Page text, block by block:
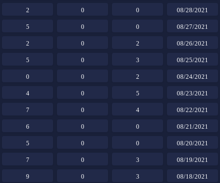
08/28/2021
0
0
2
08/27/2021
0
0
5
08/26/2021
2
0
2
08/25/2021
3
0
5
08/24/2021
2
0
0
08/23/2021
5
0
4
08/22/2021
4
0
7
08/21/2021
0
0
6
08/20/2021
0
0
5
08/19/2021
3
0
7
08/18/2021
3
0
9